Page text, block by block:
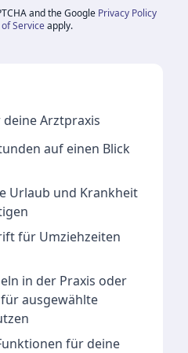
and the Google Privacy Policy
Service apply.
Arztpraxis
auf einen Blick
Urlaub und Krankheit
für Umziehzeiten
in der Praxis oder
ausgewählte
für deine